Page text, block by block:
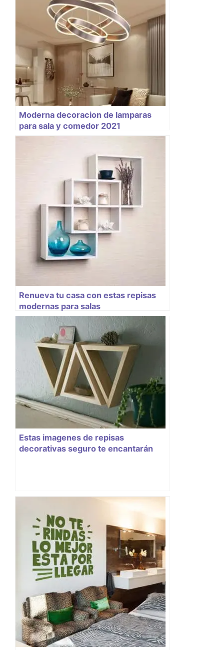
Moderna decoracion de lamparas
para sala y comedor 2021
Renueva tu casa con estas repisas
modernas para salas
Estas imagenes de repisas
decorativas seguro te encantarán